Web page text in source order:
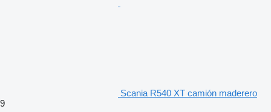
Scania R540 XT camión maderero
9